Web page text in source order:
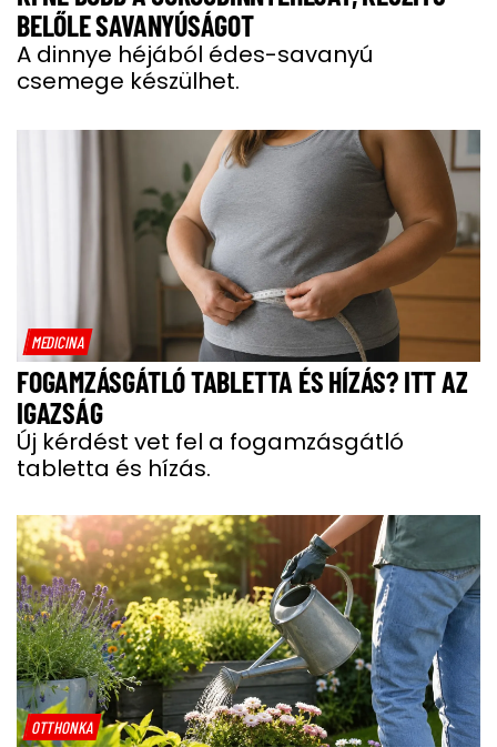
BELŐLE SAVANYÚSÁGOT
A dinnye héjából édes-savanyú
csemege készülhet.
MEDICINA
FOGAMZÁSGÁTLÓ TABLETTA ÉS HÍZÁS? ITT AZ
IGAZSÁG
Új kérdést vet fel a fogamzásgátló
tabletta és hízás.
OTTHONKA